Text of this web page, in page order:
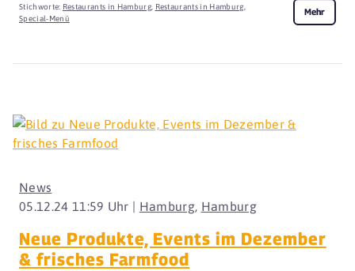
Stichworte: Restaurants in Hamburg, Restaurants in Hamburg
Special-Menü
Mehr
05.12.24 11:59 Uhr | Hamburg, Hamburg
News
Neue Produkte, Events im Dezember
& frisches Farmfood